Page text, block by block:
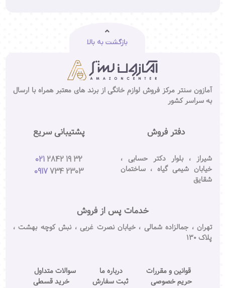
بازگشت به بالا
آمازون سنتر مرکز فروش لوازم خانگی از برند های معتبر همراه با ارسال
به سراسر کشور
دفتر فروش
شیراز ، بلوار دکتر حسابی ،
خیابان شیمی گیاه ، ساختمان
شقایق
پشتیبانی سریع
021 2842 19 32
0917 734 2303
خدمات پس از فروش
تهران ، جمالزاده شمالی ، خیابان نصرت غربی ، نبش کوچه بهشت ،
پلاک ۱۳۰
قوانین و مقررات درباره ما
سوالات متداول
حریم خصوصی
ثبت سفارش خرید قسطی